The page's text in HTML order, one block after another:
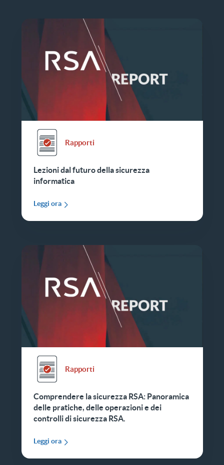
Rapporti
Lezioni dal futuro della sicurezza
informatica
Leggi ora
Rapporti
Comprendere la sicurezza RSA: Panoramica
delle pratiche, delle operazioni e dei
controlli di sicurezza RSA.
Leggi ora